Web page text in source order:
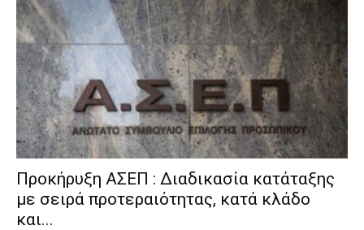
Προκήρυξη ΑΣΕΠ : Διαδικασία κατάταξης
με σειρά προτεραιότητας, κατά κλάδο
και...